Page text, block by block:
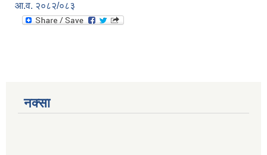
आ.व. २०८२/०८३
नक्सा